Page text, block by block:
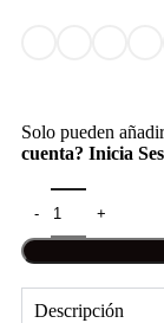
Solo pueden
cuenta? Inicia
Descripción